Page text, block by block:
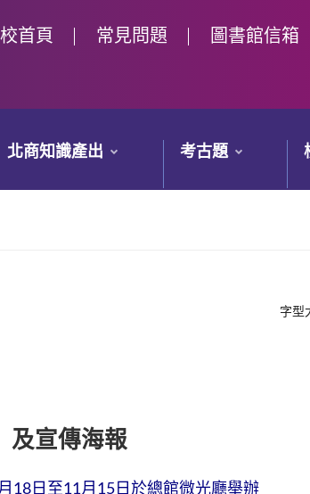
首頁 常見問題 圖書館信箱
北商知識產出 考古題
字型
及宣傳海報
18日至11月15日於總館微光廳舉辦